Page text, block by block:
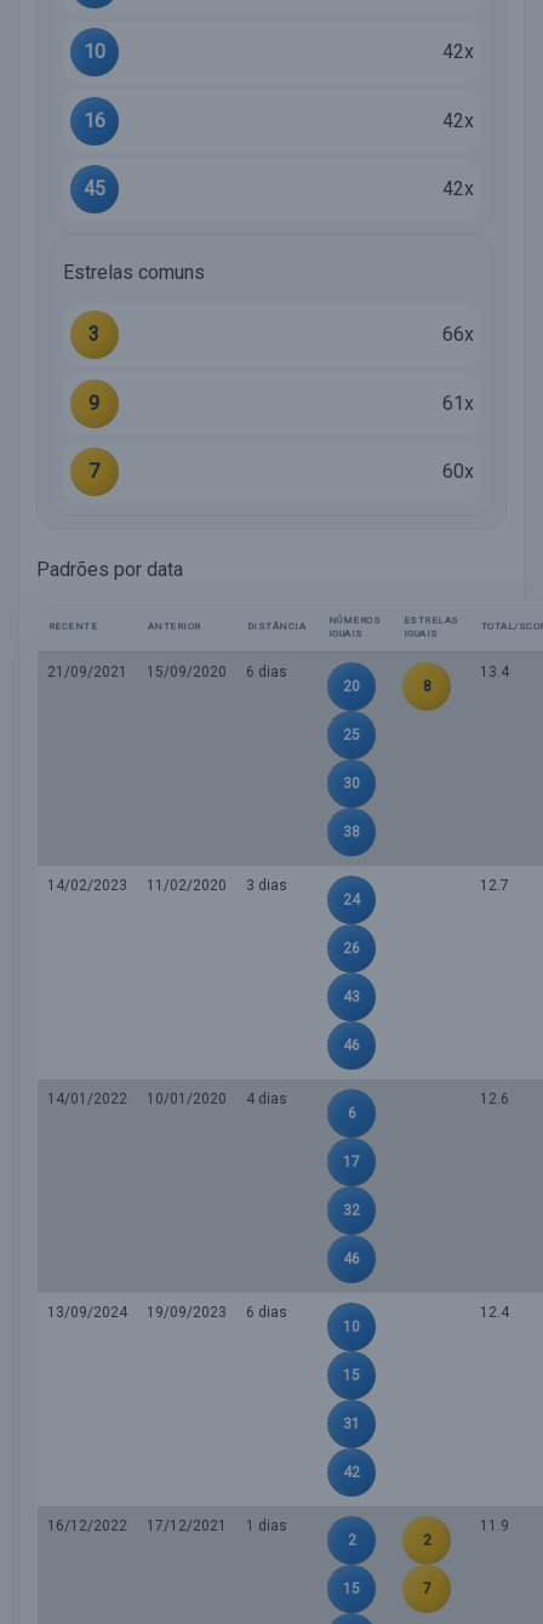
10 42x
16 42x
45 42x
Estrelas comuns
3 66x
9 61x
7 60x
Padrões por data
RECENTE ANTERIOR DISTÂNCIA
NÚMEROS
IGUAIS
ESTRELAS
IGUAIS
TOTAL/
21/09/2021 15/09/2020
6 dias
20
25
30
38
8
13.4
14/02/2023 11/02/2020
3 dias
24
26
43
46
12.7
14/01/2022 10/01/2020
4 dias
6
17
32
46
12.6
13/09/2024 19/09/2023
6 dias
10
15
31
42
12.4
16/12/2022 17/12/2021
1 dias
2
15
2
7
11.9